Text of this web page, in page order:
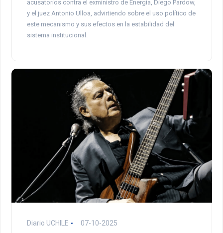
acusatorios contra el exministro de Energía, Diego Pardow,
y el juez Antonio Ulloa, advirtiendo sobre el uso político de
este mecanismo y sus efectos en la estabilidad del
sistema institucional.
Diario UCHILE 07-10-2025